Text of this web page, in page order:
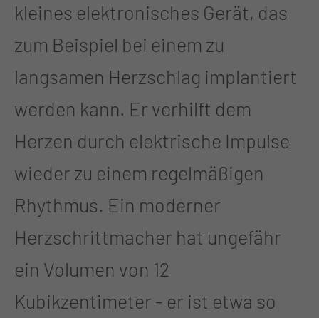
kleines elektronisches Gerät, das
zum Beispiel bei einem zu
langsamen Herzschlag implantiert
werden kann. Er verhilft dem
Herzen durch elektrische Impulse
wieder zu einem regelmäßigen
Rhythmus. Ein moderner
Herzschrittmacher hat ungefähr
ein Volumen von 12
Kubikzentimeter - er ist etwa so